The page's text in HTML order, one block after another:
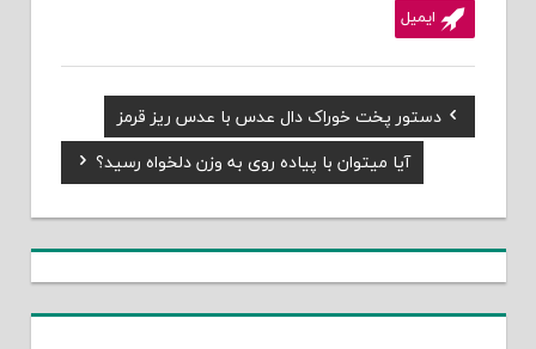
ایمیل
راهبری
نوشته
Previous
Post:
دستور پخت خوراک دال عدس با عدس ریز قرمز
Next
Post:
آیا میتوان با پیاده روی به وزن دلخواه رسید؟